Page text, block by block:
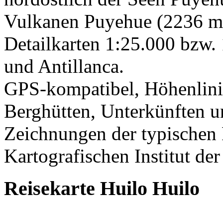
Vulkanen Puyehue (2236
Detailkarten 1:25.000
und Antillanca.
GPS-kompatibel,
Berghütten, Unterkünften
Zeichnungen der
Kartografischen Institut
Reisekarte Huilo Huilo